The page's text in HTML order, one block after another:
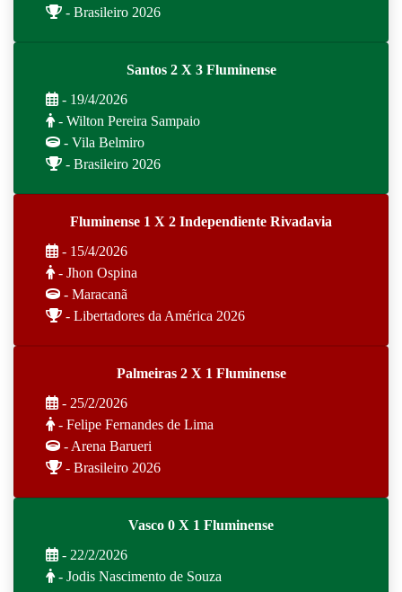
- Brasileiro 2026
Santos 2 X 3 Fluminense
- 19/4/2026
- Wilton Pereira Sampaio
- Vila Belmiro
- Brasileiro 2026
Fluminense 1 X 2 Independiente Rivadavia
- 15/4/2026
- Jhon Ospina
- Maracanã
- Libertadores da América 2026
Palmeiras 2 X 1 Fluminense
- 25/2/2026
- Felipe Fernandes de Lima
- Arena Barueri
- Brasileiro 2026
Vasco 0 X 1 Fluminense
- 22/2/2026
- Jodis Nascimento de Souza